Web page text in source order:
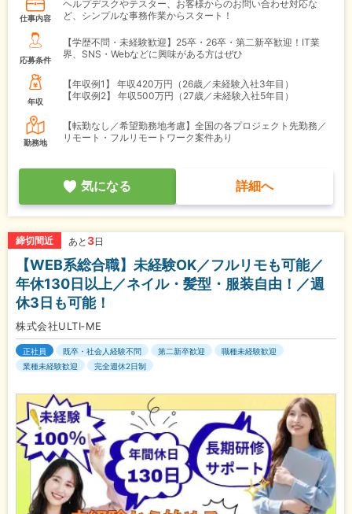
仕事内容
ヘルプデスクやテスター、お客様からのお問い合わせ対応な
ど、シンプルな事務作業からスタート！
応募条件
【学歴不問・未経験歓迎】25卒・26卒・第二新卒歓迎！IT業
界、SNS・Webなどに興味がある方はぜひ
年収
【年収例1】
年収420万円（26歳／未経験入社3年目）
【年収例2】
年収500万円（27歳／未経験入社5年目）
勤務地
【転勤なし／希望勤務地考慮】全国の各プロジェクト先勤務／
リモート・フルリモートワーク案件あり
気になる 詳細へ
締切間近 あと 3日
【WEB系総合職】未経験OK／フルリモも可能／
年休130日以上／ネイル・髪型・服装自由！／週
休3日も可能！
株式会社ULTI‐ME
正社員 既卒・社会人経験不問 第二新卒歓迎
職種未経験歓迎
業種未経験歓迎
完全週休2日制